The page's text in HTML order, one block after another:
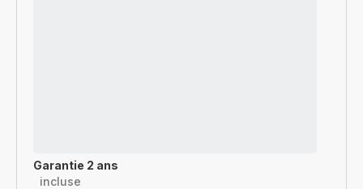
Garantie 2 ans
incluse